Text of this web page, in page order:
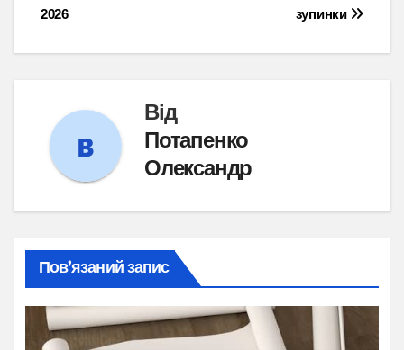
зупинки
2026
Від
Потапенко
Олександр
Пов’язаний запис